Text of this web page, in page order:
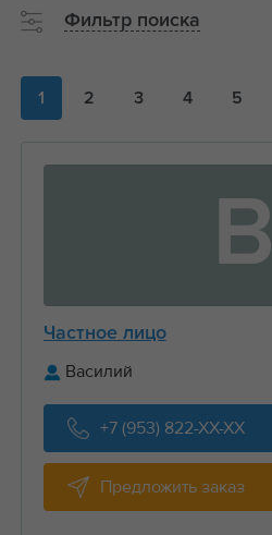
1 2 3 4 5
В
Частное лицо
Василий
+7 (953) 822-XX-XX
Предложить заказ
Фильтр поиска